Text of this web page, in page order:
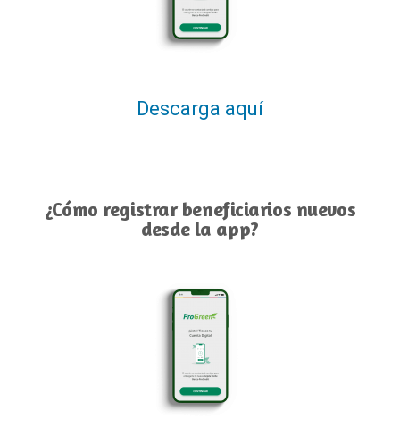
Descarga aquí
¿Cómo registrar beneficiarios nuevos
desde la app?